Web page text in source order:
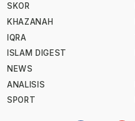
SKOR
KHAZANAH
IQRA
ISLAM DIGEST
NEWS
ANALISIS
SPORT